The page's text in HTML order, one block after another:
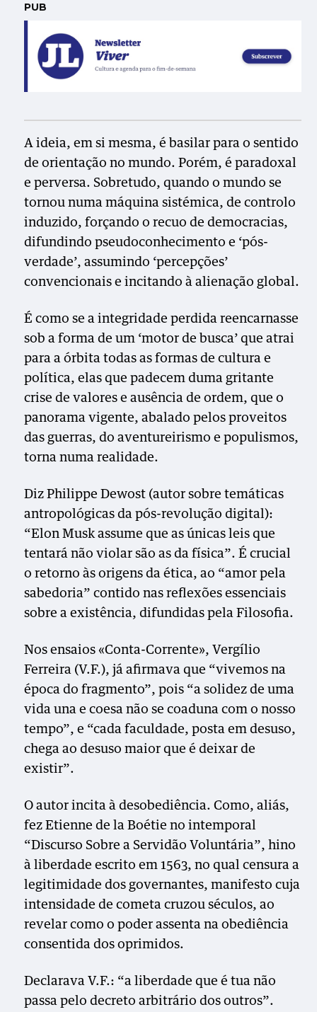
PUB
A ideia, em si mesma, é basilar para o sentido
de orientação no mundo. Porém, é paradoxal
e perversa. Sobretudo, quando o mundo se
tornou numa máquina sistémica, de controlo
induzido, forçando o recuo de democracias,
difundindo pseudoconhecimento e ‘pós-
verdade’, assumindo ‘percepções’
convencionais e incitando à alienação global.
É como se a integridade perdida reencarnasse
sob a forma de um ‘motor de busca’ que atrai
para a órbita todas as formas de cultura e
política, elas que padecem duma gritante
crise de valores e ausência de ordem, que o
panorama vigente, abalado pelos proveitos
das guerras, do aventureirismo e populismos,
torna numa realidade.
Diz Philippe Dewost (autor sobre temáticas
antropológicas da pós-revolução digital):
“Elon Musk assume que as únicas leis que
tentará não violar são as da física”. É crucial
o retorno às origens da ética, ao “amor pela
sabedoria” contido nas reflexões essenciais
sobre a existência, difundidas pela Filosofia.
Nos ensaios «Conta-Corrente», Vergílio
Ferreira (V.F.), já afirmava que “vivemos na
época do fragmento”, pois “a solidez de uma
vida una e coesa não se coaduna com o nosso
tempo”, e “cada faculdade, posta em desuso,
chega ao desuso maior que é deixar de
existir”.
O autor incita à desobediência. Como, aliás,
fez Etienne de la Boétie no intemporal
“Discurso Sobre a Servidão Voluntária”, hino
à liberdade escrito em 1563, no qual censura a
legitimidade dos governantes, manifesto cuja
intensidade de cometa cruzou séculos, ao
revelar como o poder assenta na obediência
consentida dos oprimidos.
Declarava V.F.: “a liberdade que é tua não
passa pelo decreto arbitrário dos outros”.